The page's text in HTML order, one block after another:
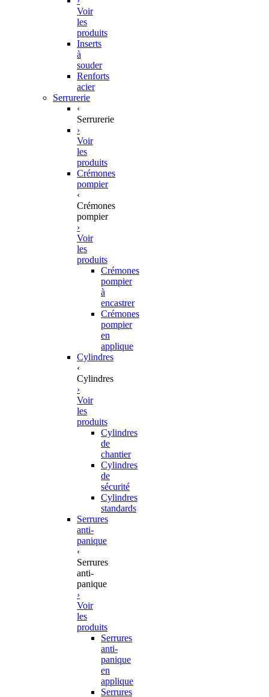
Voir
les
produits
Inserts
à
souder
Renforts
acier
Serrurerie
‹
Serrurerie
›
Voir
les
produits
Crémones
pompier
‹
Crémones
pompier
›
Voir
les
produits
Crémones
pompier
à
encastrer
Crémones
pompier
en
applique
Cylindres
‹
Cylindres
›
Voir
les
produits
Cylindres
de
chantier
Cylindres
de
sécurité
Cylindres
standards
Serrures
anti-
panique
‹
Serrures
anti-
panique
›
Voir
les
produits
Serrures
anti-
panique
en
applique
Serrures